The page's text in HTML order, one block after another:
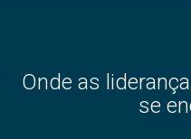
Onde as
se